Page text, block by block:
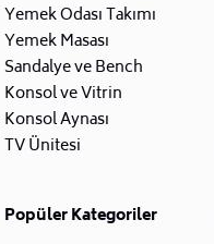
Yemek Odası Takımı
Yemek Masası
Sandalye ve Bench
Konsol ve Vitrin
Konsol Aynası
TV Ünitesi
Popüler Kategoriler